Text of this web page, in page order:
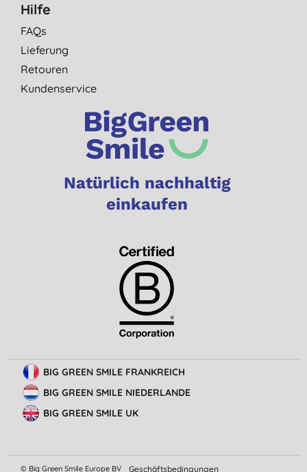
Hilfe
FAQs
Lieferung
Retouren
Kundenservice
Natürlich nachhaltig
einkaufen
BIG GREEN SMILE FRANKREICH
BIG GREEN SMILE NIEDERLANDE
BIG GREEN SMILE UK
© Big Green Smile Europe BV Geschäftsbedingungen